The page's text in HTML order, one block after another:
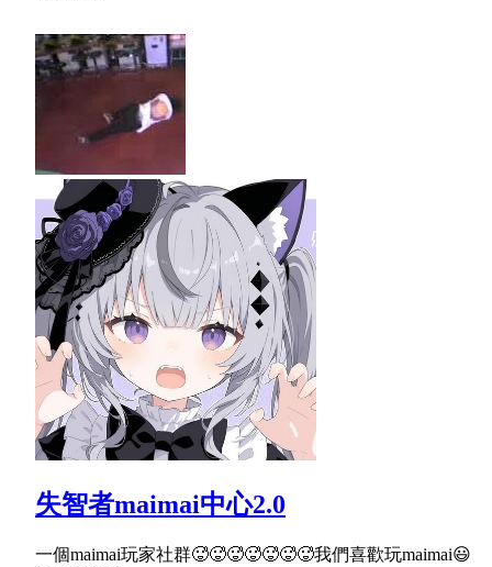
失智者maimai中心2.0
一個maimai玩家社群🥵🥵🥵🥵🥵🥵🥵我們喜歡玩maimai😃